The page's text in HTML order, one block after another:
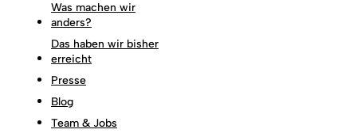
Was machen wir
anders?
Das haben wir bisher
erreicht
Presse
Blog
Team & Jobs